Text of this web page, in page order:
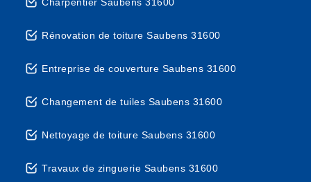
Rénovation de toiture Saubens 31600
Entreprise de couverture Saubens 31600
Changement de tuiles Saubens 31600
Nettoyage de toiture Saubens 31600
Travaux de zinguerie Saubens 31600